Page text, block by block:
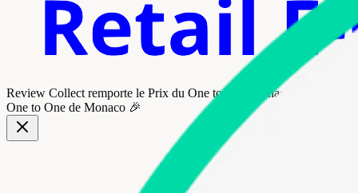
Review Collect remporte le Prix du One to One Monaco Retail
One to One de Monaco 🎉